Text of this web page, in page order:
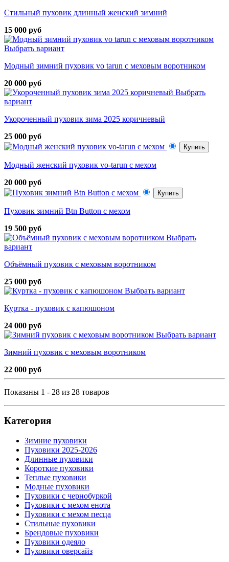
Стильный пуховик длинный женский зимний
15 000 руб
Выбрать вариант
Модный зимний пуховик vo tarun с меховым воротником
20 000 руб
Выбрать
вариант
Укороченный пуховик зима 2025 коричневый
25 000 руб
Купить
Модный женский пуховик vo-tarun с мехом
20 000 руб
Купить
Пуховик зимний Btn Button с мехом
19 500 руб
Выбрать
вариант
Объёмный пуховик с меховым воротником
25 000 руб
Выбрать вариант
Куртка - пуховик с капюшоном
24 000 руб
Выбрать вариант
Зимний пуховик с меховым воротником
22 000 руб
Показаны 1 - 28 из 28 товаров
Категория
Зимние пуховики
Пуховики 2025-2026
Длинные пуховики
Короткие пуховики
Теплые пуховики
Модные пуховики
Пуховики с чернобуркой
Пуховики с мехом енота
Пуховики с мехом песца
Стильные пуховики
Брендовые пуховики
Пуховики одеяло
Пуховики оверсайз